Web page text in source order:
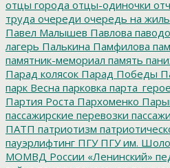
отцы города отцы-одиночки
труда очереди очередь на
Павел Малышев Павлова
лагерь Палькина Памфилова
памятник-мемориал память
Парад колясок Парад Победы
парк Весна парковка
Партия Роста Пархоменко
пассажирские перевозки
ПАТП патриотизм
пауэрлифтинг ПГУПГУ им.
МОМВД России «Ленинский»